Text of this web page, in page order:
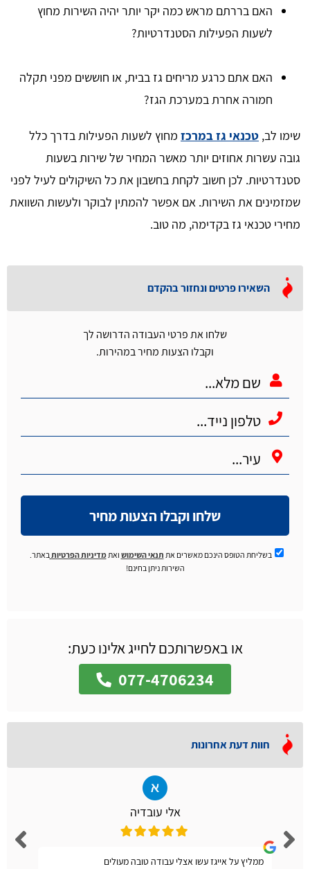
האם בררתם מראש כמה יקר יותר יהיה השירות מחוץ
לשעות הפעילות הסטנדרטיות?
האם אתם כרגע מריחים גז בבית, או חוששים מפני תקלה
חמורה אחרת במערכת הגז?
שימו לב, טכנאי גז במרכז מחוץ לשעות הפעילות בדרך כלל
גובה עשרות אחוזים יותר מאשר המחיר של שירות בשעות
סטנדרטיות. לכן חשוב לקחת בחשבון את כל השיקולים לעיל לפני
שמזמינים את השירות. אם אפשר להמתין לבוקר ולעשות השוואת
מחירי טכנאי גז בקדימה, מה טוב.
השאירו פרטים ונחזור בהקדם
שלחו את פרטי העבודה הדרושה לך
וקבלו הצעות מחיר במהירות.
שלחו וקבלו הצעות מחיר
בשליחת הטופס הינכם מאשרים את תנאי השימוש ואתמדיניות הפרטיותבאתר.
השירות ניתן בחינם!
או באפשרותכם לחייג אלינו כעת:
077-4706234
חוות דעת אחרונות
אלי עובדיה
ממליץ על אייגז עשו אצלי עבודה טובה מעולים